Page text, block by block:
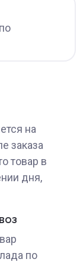
на
заказа
товар в
дня,
по